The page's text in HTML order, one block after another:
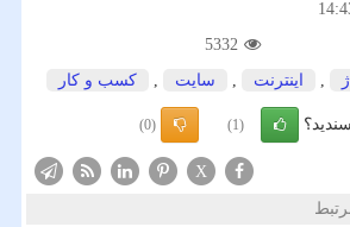
5332
, اینترنت , سایت , كسب و كار
(1)
(0)
X